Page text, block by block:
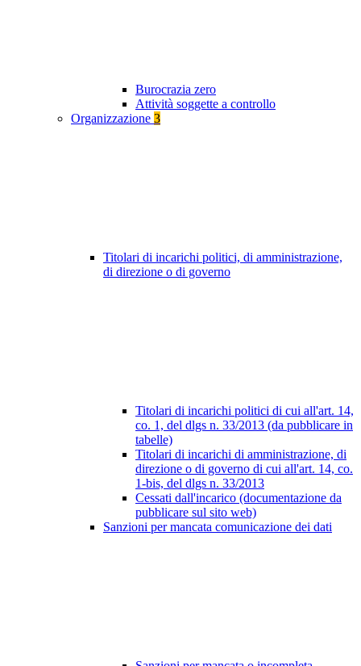
Burocrazia zero
Attività soggette a controllo
Organizzazione 3
Titolari di incarichi politici, di amministrazione,
di direzione o di governo
Titolari di incarichi politici di cui all'art. 14,
co. 1, del dlgs n. 33/2013 (da pubblicare in
tabelle)
Titolari di incarichi di amministrazione, di
direzione o di governo di cui all'art. 14, co.
1-bis, del dlgs n. 33/2013
Cessati dall'incarico (documentazione da
pubblicare sul sito web)
Sanzioni per mancata comunicazione dei dati